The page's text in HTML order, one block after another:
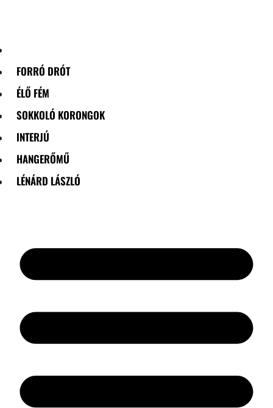
FORRÓ DRÓT
ÉLŐ FÉM
SOKKOLÓ KORONGOK
INTERJÚ
HANGERŐMŰ
LÉNÁRD LÁSZLÓ